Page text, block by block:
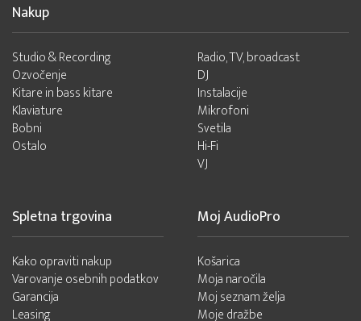
Nakup
Studio & Recording
Ozvočenje
Kitare in bass kitare
Klaviature
Bobni
Ostalo
Radio, TV, broadcast
DJ
Instalacije
Mikrofoni
Svetila
Hi-Fi
VJ
Spletna trgovina
Kako opraviti nakup
Varovanje osebnih podatkov
Garancija
Leasing
Moj AudioPro
Košarica
Moja naročila
Moj seznam želja
Moje dražbe